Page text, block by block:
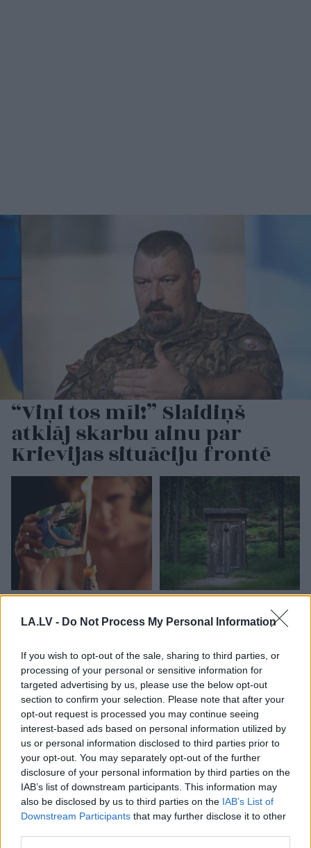
LA.LV - Do Not Process My Personal Information
If you wish to opt-out of the sale, sharing to third parties, or
processing of your personal or sensitive information for
targeted advertising by us, please use the below opt-out
section to confirm your selection. Please note that after your
opt-out request is processed you may continue seeing
interest-based ads based on personal information utilized by
us or personal information disclosed to third parties prior to
your opt-out. You may separately opt-out of the further
disclosure of your personal information by third parties on the
IAB’s list of downstream participants. This information may
also be disclosed by us to third parties on the IAB’s List of
Downstream Participants that may further disclose it to other
“Viņi tos mīl!” Slaidiņš
atklāj skarbu ainu par
Krievijas situāciju frontē
Aršo zodiaka zīmju
pārstāvjiem labāk
nestrīdēties: viņi
kā pamatīgi atriebties
TESTS.Tikai cilvēki ar
laucinieka DNS spēs
iegūt 80% šajā lauku